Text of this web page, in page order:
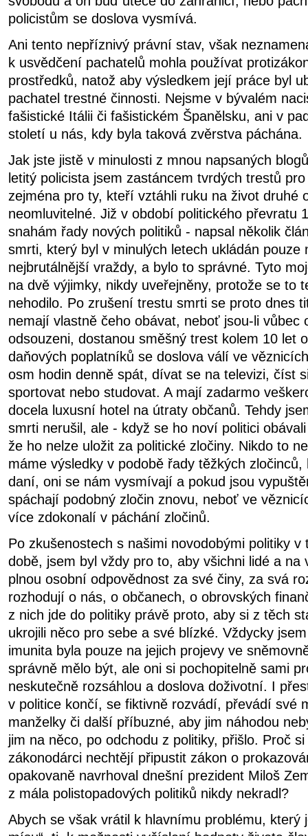
policistům se doslova vysmívá.
Ani tento nepříznivý právní stav, však
k usvědčení pachatelů mohla používat
prostředků, natož aby výsledkem její práce byl
pachatel trestné činnosti. Nejsme v bývalém
fašistické Itálii či fašistickém Španělsku, ani v
století u nás, kdy byla taková zvěrstva páchána.
Jak jste jistě v minulosti z mnou napsaných
letitý policista jsem zastáncem tvrdých trestů
zejména pro ty, kteří vztáhli ruku na život druhé
neomluvitelné. Již v období politického převratu
snahám řady nových politiků - napsal několik
smrti, který byl v minulých letech ukládán pouze
nejbrutálnější vraždy, a bylo to správné. Tyto
na dvě výjimky, nikdy uveřejněny, protože se to
nehodilo. Po zrušení trestu smrti se proto dnes
nemají vlastně čeho obávat, neboť jsou-li vůbec
odsouzeni, dostanou směšný trest kolem 10 let
daňových poplatníků se doslova válí ve
osm hodin denně spát, dívat se na televizi, číst
sportovat nebo studovat. A mají zadarmo
docela luxusní hotel na útraty občanů. Tehdy
smrti nerušil, ale - když se ho noví politici
že ho nelze uložit za politické zločiny. Nikdo to
máme výsledky v podobě řady těžkých
daní, oni se nám vysmívají a pokud jsou
spáchají podobný zločin znovu, neboť ve
více zdokonalí v páchání zločinů.
Po zkušenostech s našimi novodobými politiky
době, jsem byl vždy pro to, aby všichni lidé a na
plnou osobní odpovědnost za své činy, za svá
rozhodují o nás, o občanech, o obrovských
z nich jde do politiky právě proto, aby si z těch
ukrojili něco pro sebe a své blízké. Vždycky
imunita byla pouze na jejich projevy ve
správně mělo být, ale oni si pochopitelně sami
neskutečně rozsáhlou a doslova doživotní. I
v politice končí, se fiktivně rozvádí, převádí své
manželky či další příbuzné, aby jim náhodou
jim na něco, po odchodu z politiky, přišlo. Proč
zákonodárci nechtějí připustit zákon o
opakovaně navrhoval dnešní prezident Miloš
z mála polistopadových politiků nikdy nekradl?
Abych se však vrátil k hlavnímu problému, který